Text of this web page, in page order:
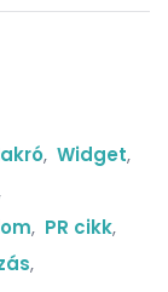
, Widget,
, PR cikk,
,